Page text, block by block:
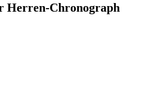
Herren-Chronograph